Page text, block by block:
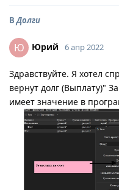
ВДолги
Ю Юрий 6 апр 2022
Здравствуйте. Я хотел
вернут долг (Выплату)"
имеет значение в